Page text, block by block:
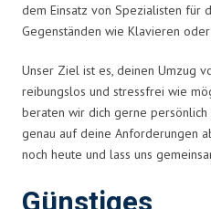
dem Einsatz von Spezialisten für
Gegenständen wie Klavieren
Unser Ziel ist es, deinen Umzug
reibungslos und stressfrei wie
beraten wir dich gerne
genau auf deine Anforderungen
noch heute und lass uns